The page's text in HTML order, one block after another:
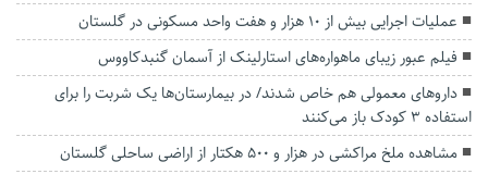
عملیات اجرایی بیش از ۱۰ هزار و هفت واحد مسکونی در گلستان
فیلم عبور زیبای ماهواره‌های استارلینک از آسمان گنبدکاووس
داروهای معمولی هم خاص شدند/ در بیمارستان‌ها یک شربت را برای
استفاده 3 کودک باز می‌کنند
مشاهده ملخ مراکشی در هزار و ۵۰۰ هکتار از اراضی ساحلی گلستان